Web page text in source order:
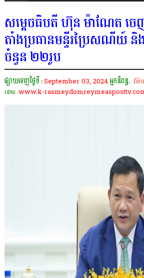
សម្តេចធិបតី ហ៊ុន ម៉ាណែត ចេ
តាំងប្រធានមន្ទីរប្រៃសណីយ៍ និ
ចំនួន ២២រូប
ផ្សាយចេញថ្ងៃទី :September 03, 2024អ្នកនិពន្ធ. ព័ត៌
ដោយ :www.k-